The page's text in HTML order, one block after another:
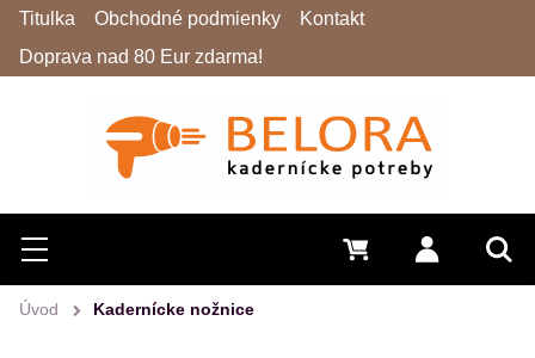
Hľadať
Menu Prihlásiť
0 €
Titulka Obchodné podmienky
Kontakt
Doprava nad 80 Eur zdarma!
Úvod Kadernícke nožnice